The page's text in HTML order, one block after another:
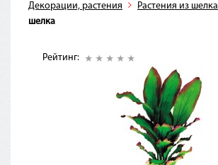
Декорации, растения
Растения из шелка
шелка
Рейтинг: